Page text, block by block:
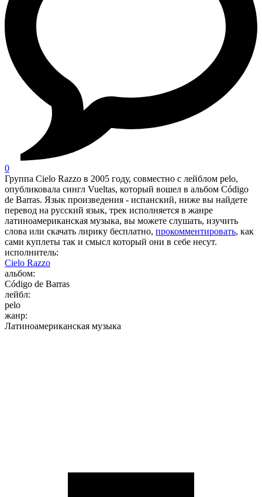
0
Группа Cielo Razzo в 2005 году, совместно с лейблом pelo,
опубликовала сингл Vueltas, который вошел в альбом Código
de Barras. Язык произведения - испанский, ниже вы найдете
перевод на русский язык, трек исполняется в жанре
латиноамериканская музыка, вы можете слушать, изучить
слова или скачать лирику бесплатно, прокомментировать, как
сами куплеты так и смысл который они в себе несут.
исполнитель:
Cielo Razzo
альбом:
Código de Barras
лейбл:
pelo
жанр:
Латиноамериканская музыка